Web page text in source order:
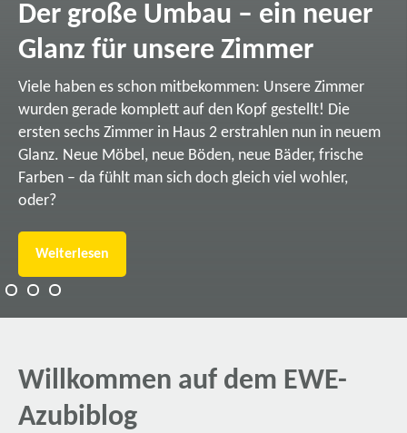
Der große Umbau – ein neuer
Glanz für unsere Zimmer
Viele haben es schon mitbekommen: Unsere Zimmer
wurden gerade komplett auf den Kopf gestellt! Die
ersten sechs Zimmer in Haus 2 erstrahlen nun in neuem
Glanz. Neue Möbel, neue Böden, neue Bäder, frische
Farben – da fühlt man sich doch gleich viel wohler,
oder?
Weiterlesen
Willkommen auf dem EWE-
Azubiblog